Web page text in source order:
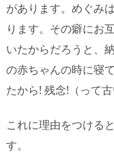
があります。めぐみ
ります。その癖にお
いたからだろうと、
の赤ちゃんの時に寝
たから! 残念!（って
これに理由をつける
す。